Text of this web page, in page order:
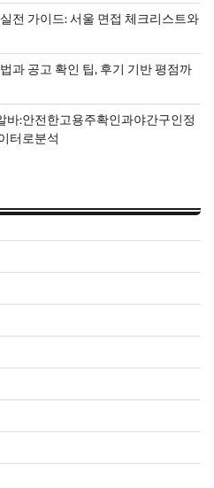
전 가이드: 서울 면접 체크리스트와
과 공고 확인 팁, 후기 기반 평점까
바:안전한고용주확인과야간구인정
터로분석